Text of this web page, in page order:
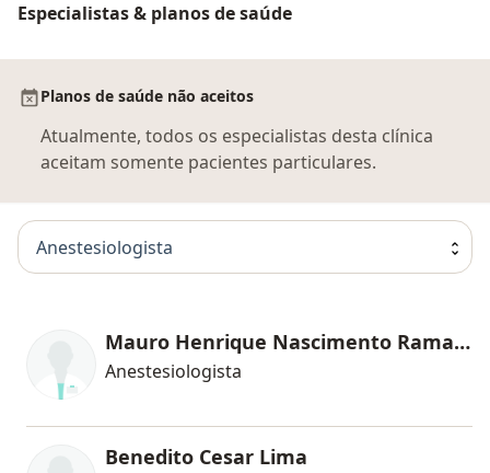
Especialistas & planos de saúde
Planos de saúde não aceitos
Atualmente, todos os especialistas desta clínica
aceitam somente pacientes particulares.
Anestesiologista
Mauro Henrique Nascimento Ramalho
Anestesiologista
Benedito Cesar Lima